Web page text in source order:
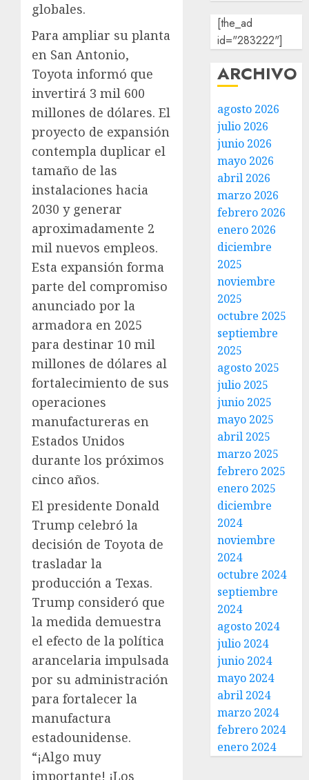
globales.
Para ampliar su planta
en San Antonio,
Toyota informó que
invertirá 3 mil 600
millones de dólares. El
proyecto de expansión
contempla duplicar el
tamaño de las
instalaciones hacia
2030 y generar
aproximadamente 2
mil nuevos empleos.
Esta expansión forma
parte del compromiso
anunciado por la
armadora en 2025
para destinar 10 mil
millones de dólares al
fortalecimiento de sus
operaciones
manufactureras en
Estados Unidos
durante los próximos
cinco años.
El presidente Donald
Trump celebró la
decisión de Toyota de
trasladar la
producción a Texas.
Trump consideró que
la medida demuestra
el efecto de la política
arancelaria impulsada
por su administración
para fortalecer la
manufactura
estadounidense.
“¡Algo muy
importante! ¡Los
[the_ad
id="283222"]
ARCHIVO
agosto 2026
julio 2026
junio 2026
mayo 2026
abril 2026
marzo 2026
febrero 2026
enero 2026
diciembre
2025
noviembre
2025
octubre 2025
septiembre
2025
agosto 2025
julio 2025
junio 2025
mayo 2025
abril 2025
marzo 2025
febrero 2025
enero 2025
diciembre
2024
noviembre
2024
octubre 2024
septiembre
2024
agosto 2024
julio 2024
junio 2024
mayo 2024
abril 2024
marzo 2024
febrero 2024
enero 2024